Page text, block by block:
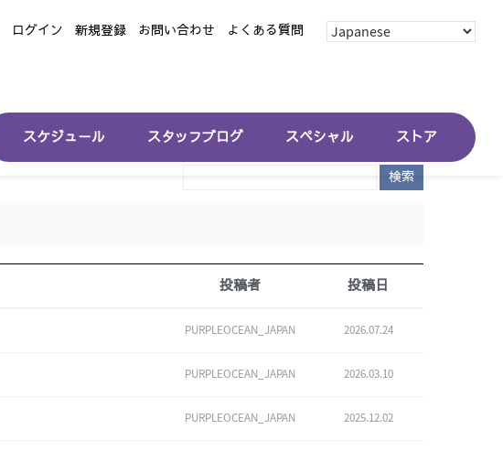
ログイン 新規登録 お問い合わせ よくある質問
スケジュール スタッフブログ スペシャル ストア
検索
投稿者 投稿日
PURPLEOCEAN_JAPAN 2026.07.24
PURPLEOCEAN_JAPAN 2026.03.10
PURPLEOCEAN_JAPAN 2025.12.02